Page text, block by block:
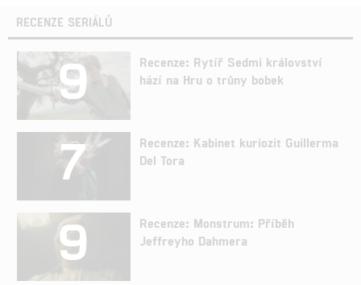
RECENZE SERIÁLŮ
9
Recenze: Rytíř Sedmi království
hází na Hru o trůny bobek
7
Recenze: Kabinet kuriozit Guillerma
Del Tora
9
Recenze: Monstrum: Příběh
Jeffreyho Dahmera